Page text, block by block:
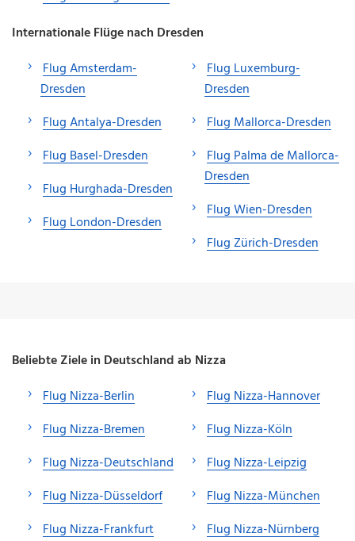
Internationale Flüge nach Dresden
Flug Amsterdam-
Dresden
Flug Antalya-Dresden
Flug Basel-Dresden
Flug Hurghada-Dresden
Flug London-Dresden
Flug Luxemburg-
Dresden
Flug Mallorca-Dresden
Flug Palma de Mallorca-
Dresden
Flug Wien-Dresden
Flug Zürich-Dresden
Beliebte Ziele in Deutschland ab Nizza
Flug Nizza-Berlin
Flug Nizza-Bremen
Flug Nizza-Deutschland
Flug Nizza-Düsseldorf
Flug Nizza-Frankfurt
Flug Nizza-Hannover
Flug Nizza-Köln
Flug Nizza-Leipzig
Flug Nizza-München
Flug Nizza-Nürnberg